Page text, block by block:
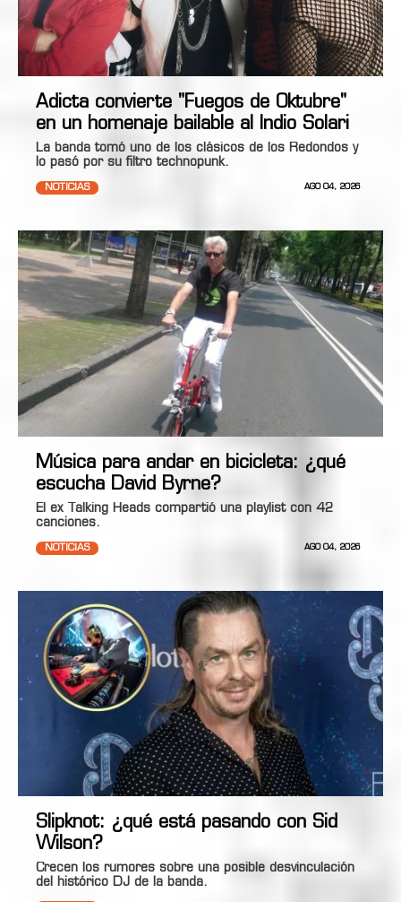
Adicta convierte "Fuegos de Oktubre"
en un homenaje bailable al Indio Solari
La banda tomó uno de los clásicos de los Redondos y
lo pasó por su filtro technopunk.
NOTICIAS AGO 04, 2026
Música para andar en bicicleta: ¿qué
escucha David Byrne?
El ex Talking Heads compartió una playlist con 42
canciones.
NOTICIAS AGO 04, 2026
Slipknot: ¿qué está pasando con Sid
Wilson?
Crecen los rumores sobre una posible desvinculación
del histórico DJ de la banda.